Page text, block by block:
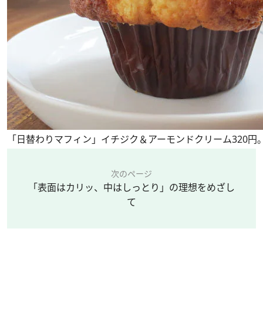
「日替わりマフィン」イチジク＆アーモンドクリーム320円
次のページ
「表面はカリッ、中はしっとり」の理想をめざし
て